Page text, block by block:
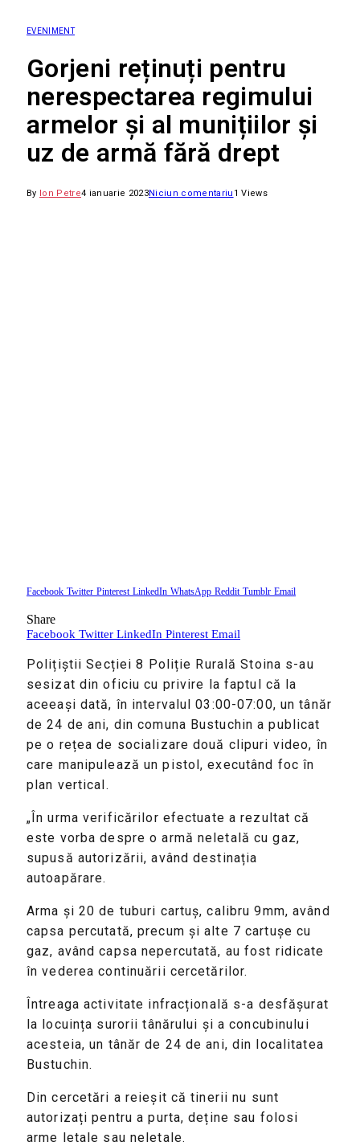
EVENIMENT
Gorjeni reținuți pentru
nerespectarea regimului
armelor și al munițiilor și
uz de armă fără drept
By Ion Petre4 ianuarie 2023Niciun comentariu 1Views
Facebook Twitter Pinterest LinkedIn WhatsApp Reddit Tumblr Email
Share
Facebook Twitter LinkedIn Pinterest Email
Polițiștii Secției 8 Poliție Rurală Stoina s-au
sesizat din oficiu cu privire la faptul că la
aceeași dată, în intervalul 03:00-07:00, un tânăr
de 24 de ani, din comuna Bustuchin a publicat
pe o rețea de socializare două clipuri video, în
care manipulează un pistol, executând foc în
plan vertical.
„În urma verificărilor efectuate a rezultat că
este vorba despre o armă neletală cu gaz,
supusă autorizării, având destinația
autoapărare.
Arma și 20 de tuburi cartuș, calibru 9mm, având
capsa percutată, precum și alte 7 cartușe cu
gaz, având capsa nepercutată, au fost ridicate
în vederea continuării cercetărilor.
Întreaga activitate infracțională s-a desfășurat
la locuința surorii tânărului și a concubinului
acesteia, un tânăr de 24 de ani, din localitatea
Bustuchin.
Din cercetări a reieșit că tinerii nu sunt
autorizați pentru a purta, deține sau folosi
arme letale sau neletale.